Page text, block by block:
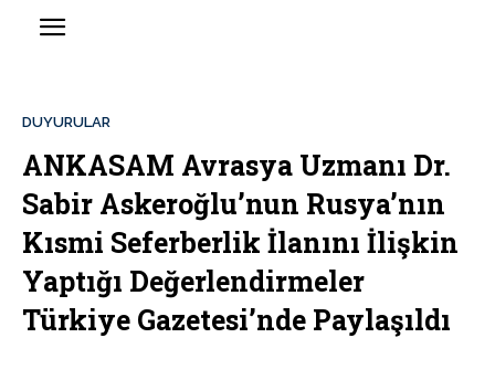
DUYURULAR
ANKASAM Avrasya Uzmanı Dr.
Sabir Askeroğlu’nun Rusya’nın
Kısmi Seferberlik İlanını İlişkin
Yaptığı Değerlendirmeler
Türkiye Gazetesi’nde Paylaşıldı